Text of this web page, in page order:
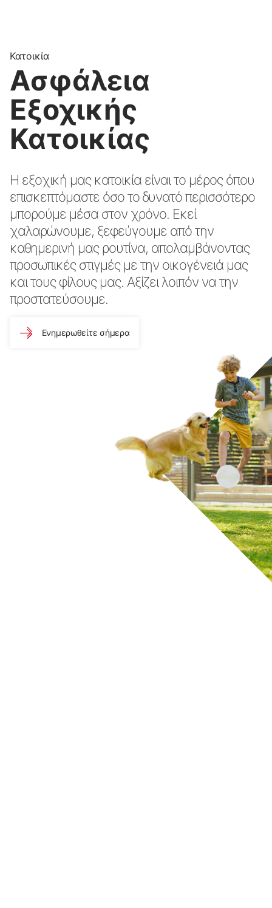
Κατοικία
Ασφάλεια
Εξοχικής
Κατοικίας
Η εξοχική μας κατοικία είναι το μέρος όπου
επισκεπτόμαστε όσο το δυνατό περισσότερο
μπορούμε μέσα στον χρόνο. Εκεί
χαλαρώνουμε, ξεφεύγουμε από την
καθημερινή μας ρουτίνα, απολαμβάνοντας
προσωπικές στιγμές με την οικογένειά μας
και τους φίλους μας. Αξίζει λοιπόν να την
προστατεύσουμε.
Ενημερωθείτε σήμερα